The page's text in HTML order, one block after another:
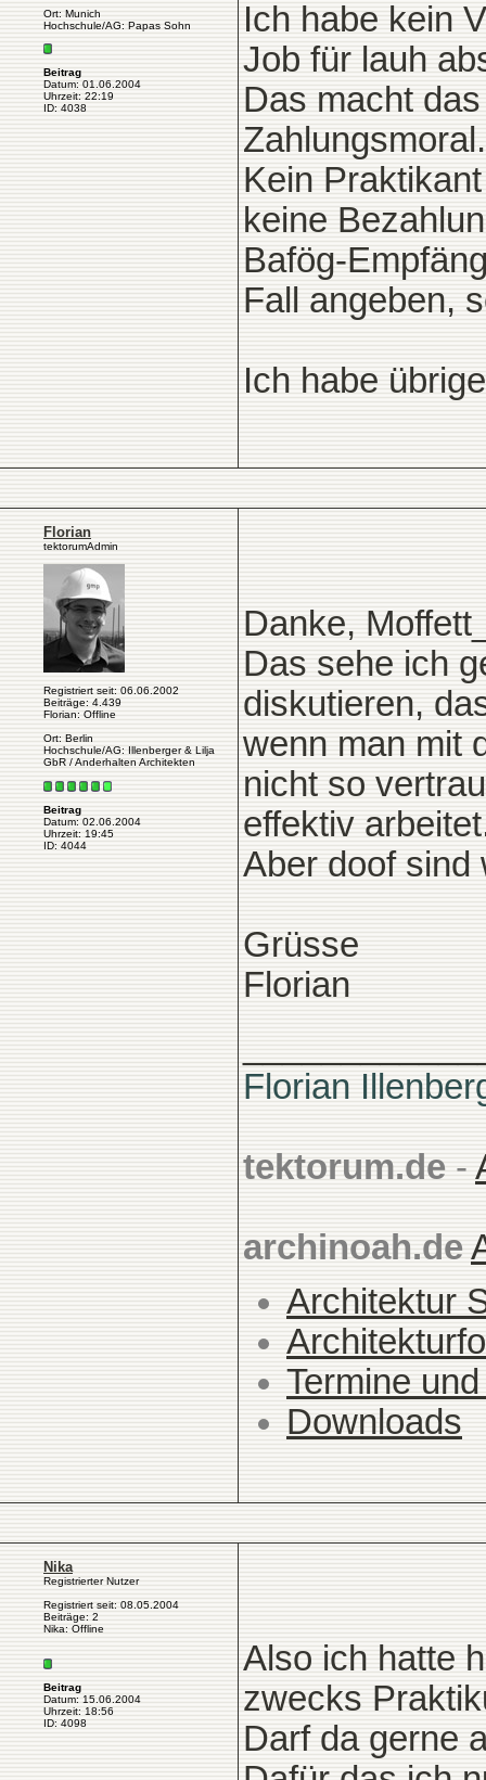
Ort: Munich
Hochschule/AG: Papas Sohn
Beitrag
Datum: 01.06.2004
Uhrzeit: 22:19
ID: 4038
Ich habe kein
Job für lauh
Das macht
Zahlungsmoral.
Kein
keine
Bafög-
Fall angeben,
Ich habe
Florian
tektorumAdmin
Registriert seit: 06.06.2002
Beiträge: 4.439
Florian: Offline
Ort: Berlin
Hochschule/AG: Illenberger & Lilja
GbR / Anderhalten Architekten
Beitrag
Datum: 02.06.2004
Uhrzeit: 19:45
ID: 4044
Danke,
Das sehe ich
diskutieren,
wenn man mit
nicht so
effektiv
Aber doof sind
Grüsse
Florian
Florian
tektorum.de -
archinoah.de
Architektur
Termine
Downloads
Nika
Registrierter Nutzer
Registriert seit: 08.05.2004
Beiträge: 2
Nika: Offline
Beitrag
Datum: 15.06.2004
Uhrzeit: 18:56
ID: 4098
Also ich hatte
zwecks
Darf da gerne